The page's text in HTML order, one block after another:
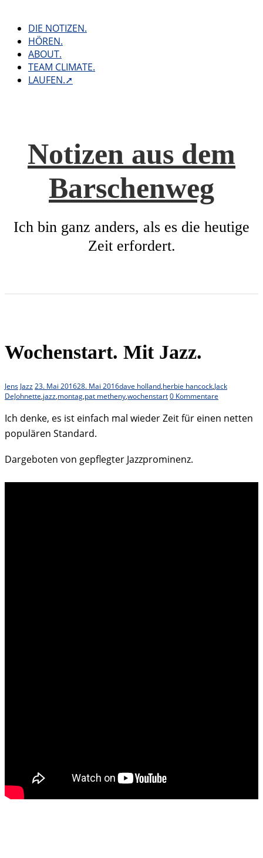
contentDIE NOTIZEN.
HÖREN.
ABOUT.
TEAM CLIMATE.
LAUFEN.➚
Notizen aus dem
Barschenweg
Ich bin ganz anders, als es die heutige
Zeit erfordert.
Wochenstart. Mit Jazz.
JensJazz23. Mai 201628. Mai 2016dave holland,herbie hancock,Jack
DeJohnette,jazz,montag,pat metheny,wochenstart0 Kommentare
Ich denke, es ist einfach mal wieder Zeit für einen netten
populären Standard.
Dargeboten von gepflegter Jazzprominenz.